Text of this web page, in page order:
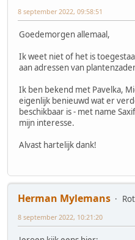
8 september 2022, 09:58:51
Goedemorgen allemaal,
Ik weet niet of het is
aan adressen van
Ik ben bekend met Pavelka,
eigenlijk benieuwd wat er
beschikbaar is - met name
mijn interesse.
Alvast hartelijk dank!
Herman Mylemans
8 september 2022, 10:21:20